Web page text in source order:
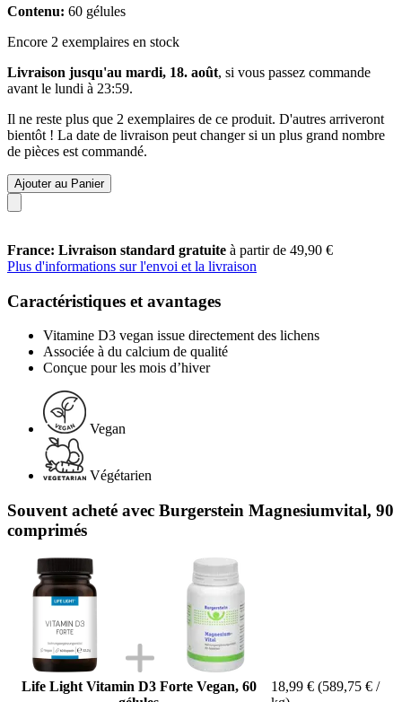
Contenu: 60 gélules
Encore 2 exemplaires en stock
Livraison jusqu'au mardi, 18. août, si vous passez commande
avant le lundi à 23:59.
Il ne reste plus que 2 exemplaires de ce produit. D'autres arriveront
bientôt ! La date de livraison peut changer si un plus grand nombre
de pièces est commandé.
Ajouter au Panier
France: Livraison standard gratuite à partir de 49,90 €
Plus d'informations sur l'envoi et la livraison
Caractéristiques et avantages
Vitamine D3 vegan issue directement des lichens
Associée à du calcium de qualité
Conçue pour les mois d’hiver
Vegan
Végétarien
Souvent acheté avec Burgerstein Magnesiumvital, 90
comprimés
Life Light Vitamin D3 Forte Vegan, 60
18,99 € (589,75 € /